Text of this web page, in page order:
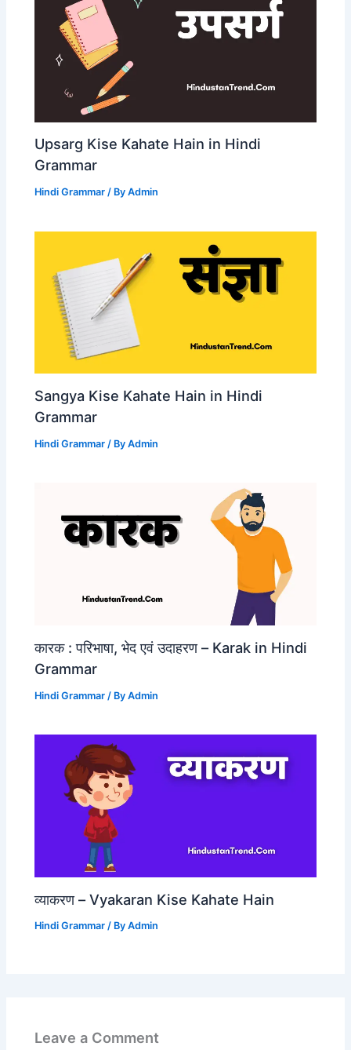
Upsarg Kise Kahate Hain in Hindi
Grammar
Hindi Grammar / ByAdmin
Sangya Kise Kahate Hain in Hindi
Grammar
Hindi Grammar / ByAdmin
कारक : परिभाषा, भेद एवं उदाहरण – Karak in Hindi
Grammar
Hindi Grammar / ByAdmin
व्याकरण – Vyakaran Kise Kahate Hain
Hindi Grammar / ByAdmin
Leave a Comment